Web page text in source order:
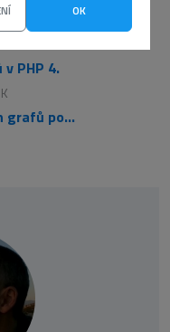
OK
PHP 4.
Vytváření obrázkových grafů pomocí PHP 2.